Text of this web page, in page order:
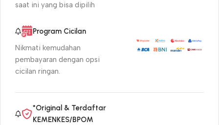
saat ini yang bisa dipilih
Program Cicilan
Nikmati kemudahan
pembayaran dengan opsi
cicilan ringan.
*Original & Terdaftar
KEMENKES/BPOM